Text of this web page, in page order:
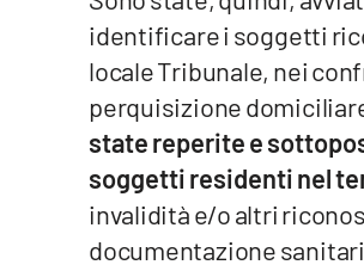
Buona Sanità Calabria
Calabriavisione
Destinazioni
identificare i soggetti
locale Tribunale, nei
perquisizione
state reperite e
soggetti residenti nel
invalidità e/o altri
documentazione